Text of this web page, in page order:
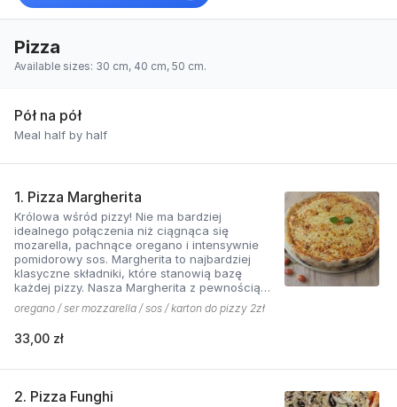
Pizza
Available sizes: 30 cm, 40 cm, 50 cm.
Pół na pół
Meal half by half
1. Pizza Margherita
Królowa wśród pizzy! Nie ma bardziej
idealnego połączenia niż ciągnąca się
mozarella, pachnące oregano i intensywnie
pomidorowy sos. Margherita to najbardziej
klasyczne składniki, które stanowią bazę
każdej pizzy. Nasza Margherita z pewnością
nie ma sobie równych w okolicy!
oregano / ser mozzarella / sos / karton do pizzy 2zł
33,00 zł
2. Pizza Funghi